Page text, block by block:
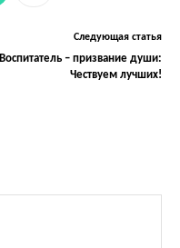
Следующая статья
Воспитатель – призвание души:
Чествуем лучших!